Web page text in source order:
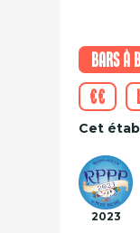
Bars à
€€
Cet
2023